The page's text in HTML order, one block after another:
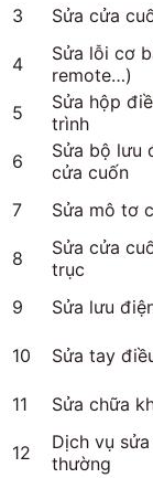
3
Sửa cửa
4
Sửa lỗi cơ
remote…)
5
Sửa hộp
trình
6
Sửa bộ lưu
cửa cuốn
7
Sửa mô tơ
8
Sửa cửa
trục
9
Sửa lưu
10
Sửa tay
11
Sửa chữa
12
Dịch vụ
thường